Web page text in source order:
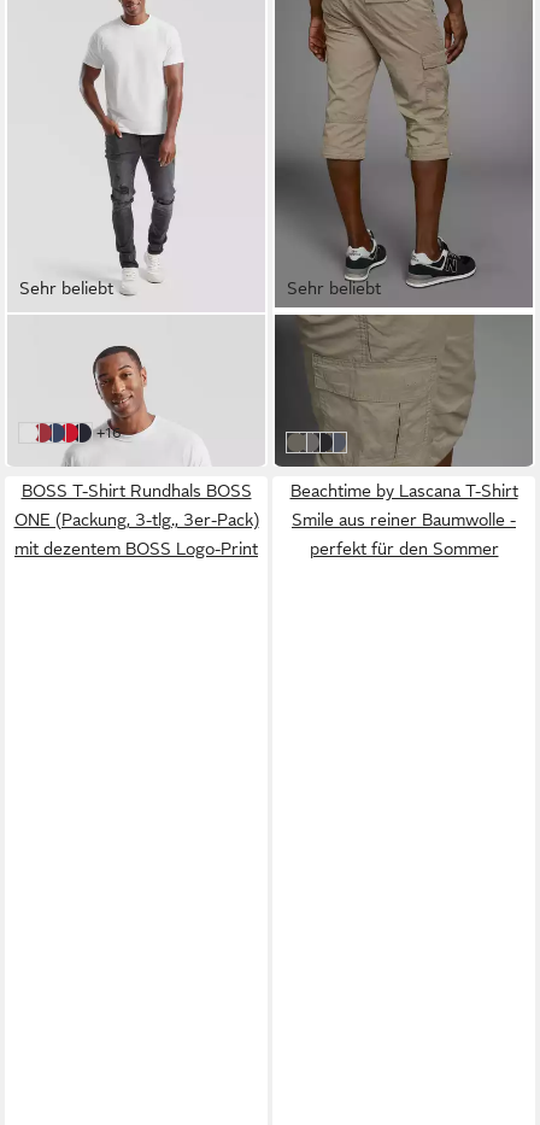
Sehr beliebt
Rundhalsshirt Original T-
weiß
dunkelrot
navy
rotdeep navy
weitere Farben:
+16
Sehr beliebt
MAN'S WORLD
Cargobermudas in 3/4-Länge
ab 24,99 € UVP
-17%
hellkhaki
grauschwarz
dunkelblau
BOSS T-Shirt Rundhals BOSS
ONE (Packung, 3-tlg., 3er-Pack)
mit dezentem BOSS Logo-Print
Beachtime by Lascana T-Shirt
Smile aus reiner Baumwolle -
perfekt für den Sommer